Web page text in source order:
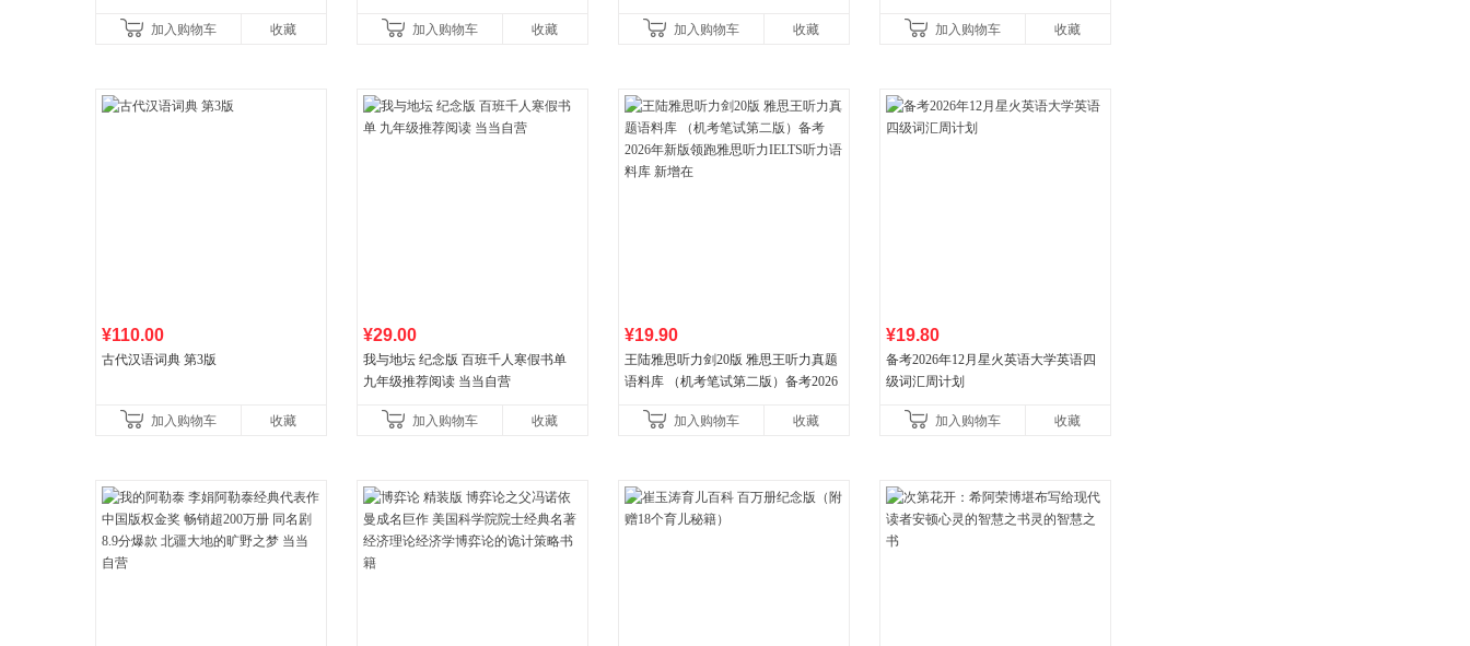
加入购物车 收藏 加入购物车 收藏
加入购物车
收藏 加入购物车 收藏
¥110.00
古代汉语词典 第3版
加入购物车 收藏
¥29.00
我与地坛 纪念版 百班千人寒假书单
九年级推荐阅读 当当自营
加入购物车 收藏
¥19.90
王陆雅思听力剑20版 雅思王听力真题
语料库 （机考笔试第二版）备考2026
新增在
加入购物车 收藏
¥19.80
备考2026年12月星火英语大学英语四
级词汇周计划
加入购物车 收藏